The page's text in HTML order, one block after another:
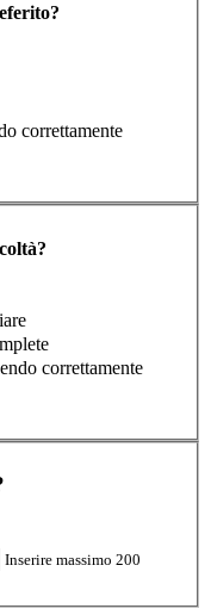
correttamente
correttamente
Inserire massimo 200